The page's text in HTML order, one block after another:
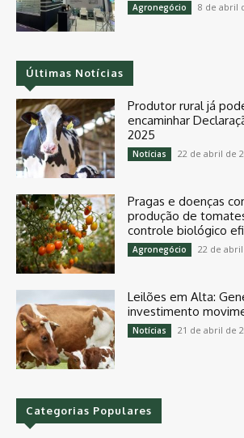
Agronegócio 8 de abril
Últimas Notícias
Produtor rural já
encaminhar
2025
Notícias 22 de abril de
Pragas e doenças
produção de
controle biológico
Agronegócio 22 de
Leilões em Alta:
investimento
Notícias 21 de abril de
Categorias Populares